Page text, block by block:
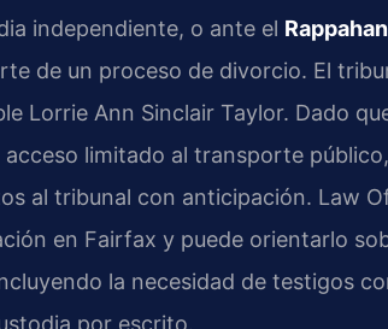
independiente, o ante el
de un proceso de divorcio. El
Lorrie Ann Sinclair Taylor. Dado
acceso limitado al transporte
al tribunal con anticipación. Law
en Fairfax y puede orientarlo
la necesidad de testigos
por escrito.